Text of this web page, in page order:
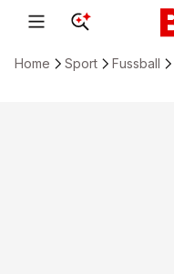
Home Sport Fussball